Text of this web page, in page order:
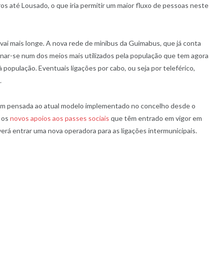
até Lousado, o que iria permitir um maior fluxo de pessoas neste
mais longe. A nova rede de minibus da Guimabus, que já conta
se num dos meios mais utilizados pela população que tem agora
Eventuais ligações por cabo, ou seja por teleférico,
pensada ao atual modelo implementado no concelho desde o
novos apoios aos passes sociais que têm entrado em vigor em
entrar uma nova operadora para as ligações intermunicipais.